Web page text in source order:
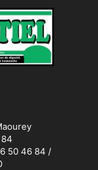
50 46 84 /